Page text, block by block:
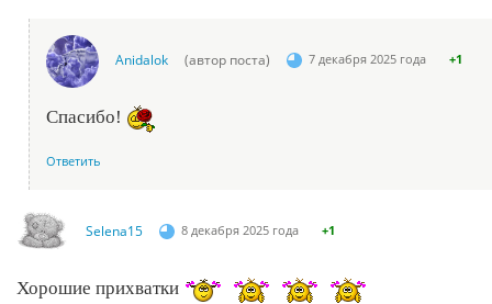
Anidalok (автор поста) 7 декабря 2025 года +1
Спасибо!
Ответить
Selena15 8 декабря 2025 года +1
Хорошие прихватки